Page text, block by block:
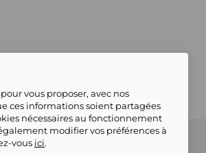
& Critères de
vous proposer, avec nos
ces informations soient partagées
nécessaires au fonctionnement
modifier vos préférences à
vous ici.